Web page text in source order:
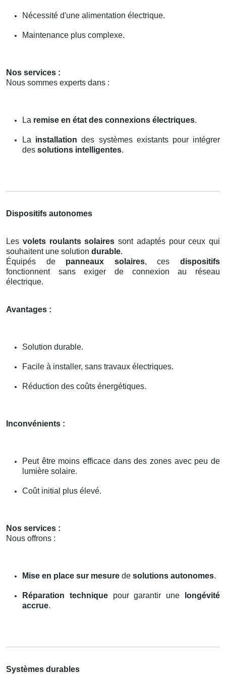
Nécessité d'une alimentation électrique.
Maintenance plus complexe.
Nos services :
Nous sommes experts dans :
La remise en état des connexions électriques.
La installation des systèmes existants pour intégrer
des solutions intelligentes.
Dispositifs autonomes
Les volets roulants solaires sont adaptés pour ceux qui
souhaitent une solution durable.
Équipés de panneaux solaires, cesdispositifs
fonctionnent sans exiger de connexion au réseau
électrique.
Avantages :
Solution durable.
Facile à installer, sans travaux électriques.
Réduction des coûts énergétiques.
Inconvénients :
Peut être moins efficace dans des zones avec peu de
lumière solaire.
Coût initial plus élevé.
Nos services :
Nous offrons :
Mise en place sur mesure de solutions autonomes.
Réparation techniquepour garantir une
longévité
accrue.
Systèmes durables